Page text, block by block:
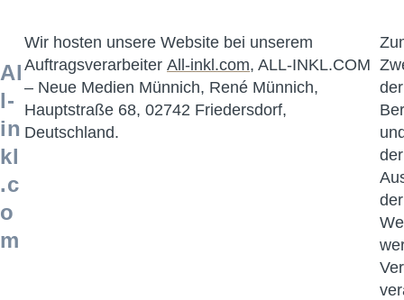
Al
l-
in
kl
.c
o
m
Wir hosten unsere Website bei unserem
Auftragsverarbeiter All-inkl.com, ALL-INKL.COM
– Neue Medien Münnich, René Münnich,
Hauptstraße 68, 02742 Friedersdorf,
Deutschland.
der
der
der